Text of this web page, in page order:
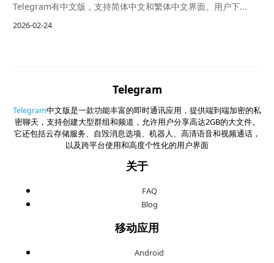
Telegram有中文版，支持简体中文和繁体中文界面。用户下...
2026-02-24
Telegram
Telegram中文版是一款功能丰富的即时通讯应用，提供端到端加密的私
密聊天，支持创建大型群组和频道，允许用户分享高达2GB的大文件。
它还包括云存储服务、自毁消息选项、机器人、高清语音和视频通话，
以及跨平台使用和高度个性化的用户界面
关于
FAQ
Blog
移动应用
Android